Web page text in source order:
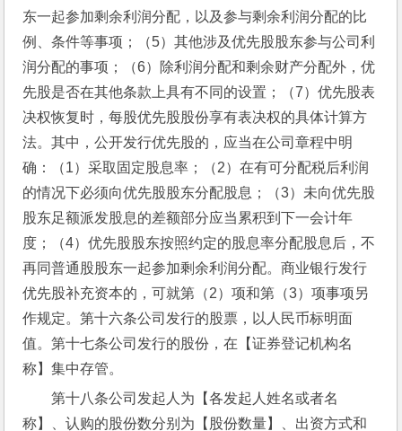
东一起参加剩余利润分配，以及参与剩余利润分配的比
例、条件等事项；（5）其他涉及优先股股东参与公司利
润分配的事项；（6）除利润分配和剩余财产分配外，优
先股是否在其他条款上具有不同的设置；（7）优先股表
决权恢复时，每股优先股股份享有表决权的具体计算方
法。其中，公开发行优先股的，应当在公司章程中明
确：（1）采取固定股息率；（2）在有可分配税后利润
的情况下必须向优先股股东分配股息；（3）未向优先股
股东足额派发股息的差额部分应当累积到下一会计年
度；（4）优先股股东按照约定的股息率分配股息后，不
再同普通股股东一起参加剩余利润分配。商业银行发行
优先股补充资本的，可就第（2）项和第（3）项事项另
作规定。第十六条公司发行的股票，以人民币标明面
值。第十七条公司发行的股份，在【证券登记机构名
称】集中存管。
第十八条公司发起人为【各发起人姓名或者名
称】、认购的股份数分别为【股份数量】、出资方式和